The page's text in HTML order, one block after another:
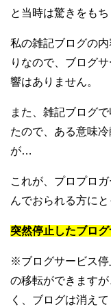
と当時は驚きをもち
私の雑記ブログの
りなので、ブログ
響はありません。
また、雑記ブログ
たので、ある意味
が…
これが、プロプロ
んでおられる方に
突然停止したブロ
※ブログサービス停
の移転ができます
く、ブログは消え